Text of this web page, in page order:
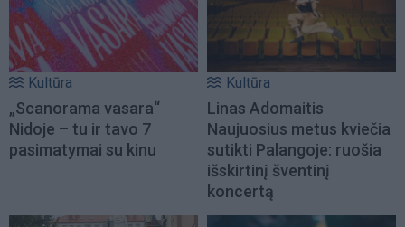
Kultūra
„Scanorama vasara“
Nidoje – tu ir tavo 7
pasimatymai su kinu
Kultūra
Linas Adomaitis
Naujuosius metus kviečia
sutikti Palangoje: ruošia
išskirtinį šventinį
koncertą